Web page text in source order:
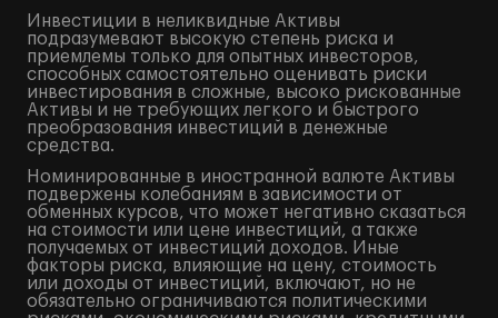
Инвестиции в неликвидные Активы
подразумевают высокую степень риска и
приемлемы только для опытных инвесторов,
способных самостоятельно оценивать риски
инвестирования в сложные, высоко рискованные
Активы и не требующих легкого и быстрого
преобразования инвестиций в денежные
средства.
Номинированные в иностранной валюте Активы
подвержены колебаниям в зависимости от
обменных курсов, что может негативно сказаться
на стоимости или цене инвестиций, а также
получаемых от инвестиций доходов. Иные
факторы риска, влияющие на цену, стоимость
или доходы от инвестиций, включают, но не
обязательно ограничиваются политическими